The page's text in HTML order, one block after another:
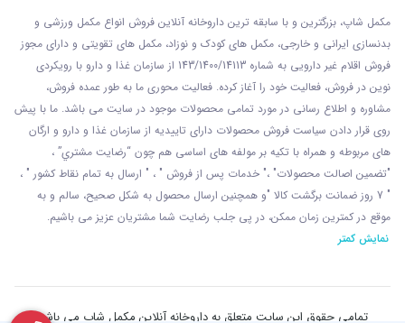
مکمل شاپ، بزرگترین و با سابقه ترین داروخانه آنلاین فروش انواع مکمل ورزشی و
بدنسازی ایرانی و خارجی، مکمل های کودک و نوزاد، مکمل های تقویتی و دارای مجوز
فروش اقلام غیر دارویی به شماره 143/1400/14113 از
سازمان غذا و دارو با رويکردی
نوين در فروش، فعاليت خود را آغاز کرده. فعاليت محوری ما به طور عمده فروش،
مشاوره و اطلاع رسانی در مورد تمامی محصولات موجود در سایت می باشد. ما با پيش
روی قرار دادن سياست فروش محصولات دارای تاييديه از سازمان غذا و دارو و ارگان
های مربوطه و همراه با تکيه بر مولفه های اساسی هم چون “رضايت مشتري” ،
"تضمين اصالت محصولات" ،" خدمات پس از فروش " ، " ارسال به تمام نقاط کشور " ،
" 7 روز ضمانت برگشت کالا "و همچنين ارسال محصول به شکل صحيح، سالم و به
موقع در کمترين زمان ممکن، در پی جلب رضايت شما مشتريان عزیز می باشيم.
نمایش کمتر
تمامی حقوق این سایت متعلق به داروخانه آنلاین مکمل شاپ می باشد